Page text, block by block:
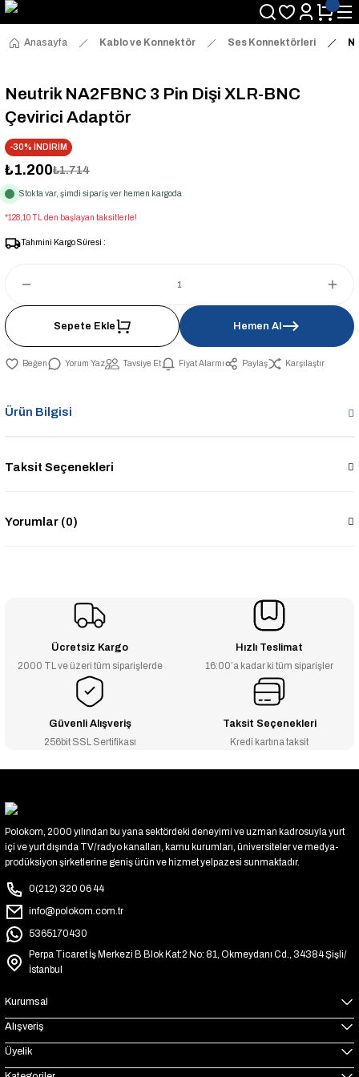
Anasayfa Kablo ve Konnektör Ses Konnektörleri
Neutrik NA2FBNC 3 Pin Dişi XLR-BNC
Çevirici Adaptör
-30% İNDİRİM
₺1.200₺1.714
Stokta var, şimdi sipariş ver hemen kargoda
*128,10 TL den başlayan taksitlerle!
Tahmini Kargo Süresi :
Sepete Ekle Hemen Al
Yorum Yaz Tavsiye Et Fiyat Alarmı Paylaş Karşılaştır
Ürün Bilgisi
Taksit Seçenekleri
Yorumlar (0)
Ücretsiz Kargo
2000 TL ve üzeri tüm siparişlerde
Hızlı Teslimat
16:00’a kadar ki tüm siparişler
Güvenli Alışveriş
256bit SSL Sertifikası
Taksit Seçenekleri
Kredi kartına taksit
Polokom, 2000 yılından bu yana sektördeki deneyimi ve uzman kadrosuyla yurt
içi ve yurt dışında TV/radyo kanalları, kamu kurumları, üniversiteler ve medya-
prodüksiyon şirketlerine geniş ürün ve hizmet yelpazesi sunmaktadır.
0(212) 320 06 44
info@polokom.com.tr
5365170430
Perpa Ticaret İş Merkezi B Blok Kat:2 No: 81, Okmeydanı Cd., 34384 Şişli/
İstanbul
Kurumsal
Alışveriş
Üyelik